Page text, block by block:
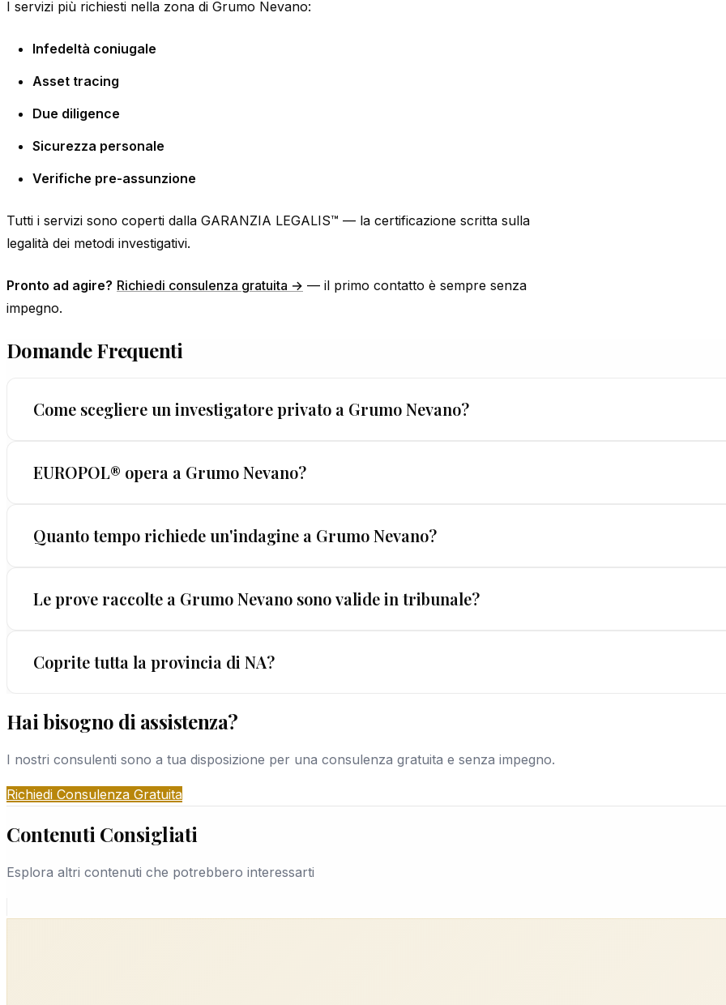
I servizi più richiesti nella zona di Grumo Nevano:
Infedeltà coniugale
Asset tracing
Due diligence
Sicurezza personale
Verifiche pre-assunzione
Tutti i servizi sono coperti dalla GARANZIA LEGALIS™ — la certificazione scritta sulla
legalità dei metodi investigativi.
Pronto ad agire? Richiedi consulenza gratuita → — il primo contatto è sempre senza
impegno.
Domande Frequenti
Come scegliere un investigatore privato a Grumo Nevano?
A Grumo Nevano, come in tutta Italia, non tutti gli investigatori offrono le stesse garanzie. I criteri che
EUROPOL® opera a Grumo Nevano?
Sì, EUROPOL® opera a Grumo Nevano e in tutta la Campania con investigatori qualificati sul territorio,
Quanto tempo richiede un'indagine a Grumo Nevano?
Non esiste una durata standard — ogni caso è diverso. Un pedinamento a Grumo Nevano può richiedere
Le prove raccolte a Grumo Nevano sono valide in tribunale?
Sì, ogni prova raccolta da EUROPOL® è certificata dalla GARANZIA LEGALIS™ ed è pienamente
Coprite tutta la provincia di NA?
La copertura è completa: provincia di NA, regione Campania e tutto il territorio nazionale. Anche nelle
Hai bisogno di assistenza?
I nostri consulenti sono a tua disposizione per una consulenza gratuita e senza impegno.
Richiedi Consulenza Gratuita
Contenuti Consigliati
Esplora altri contenuti che potrebbero interessarti